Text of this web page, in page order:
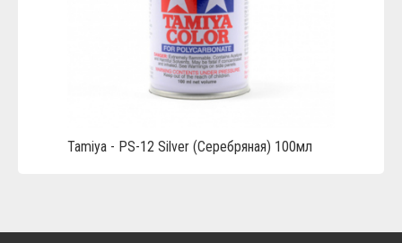
Tamiya - PS-12 Silver (Серебряная) 100мл